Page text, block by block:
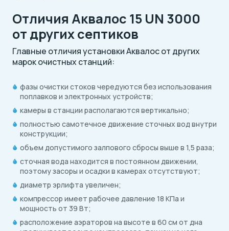
Отличия Аквалос 15 UN 3000
от других септиков
Главные отличия установки Аквалос от других
марок очистных станций:
фазы очистки стоков чередуются без использования
поплавков и электронных устройств;
камеры в станции располагаются вертикально;
полностью самотечное движение сточных вод внутри
конструкции;
объем допустимого залпового сбросы выше в 1,5 раза;
сточная вода находится в постоянном движении,
поэтому засоры и осадки в камерах отсутствуют;
диаметр эрлифта увеличен;
компрессор имеет рабочее давление 18 КПа и
мощность от 39 Вт;
расположение аэраторов на высоте в 60 см от дна